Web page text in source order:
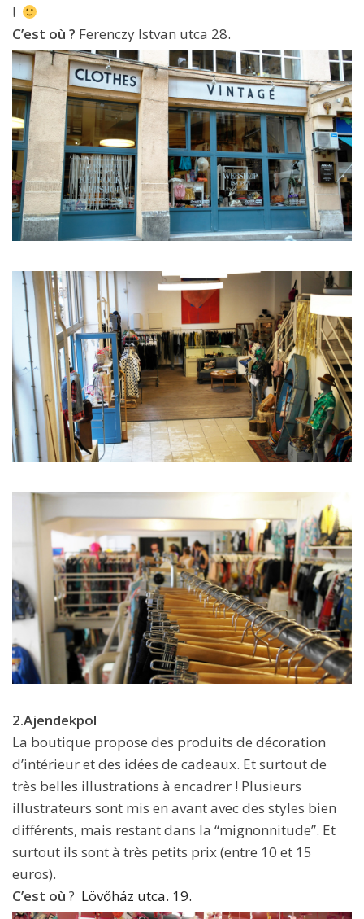
!
C’est où ? Ferenczy Istvan utca 28.
2.Ajendekpol
La boutique propose des produits de décoration
d’intérieur et des idées de cadeaux. Et surtout de
très belles illustrations à encadrer ! Plusieurs
illustrateurs sont mis en avant avec des styles bien
différents, mais restant dans la “mignonnitude”. Et
surtout ils sont à très petits prix (entre 10 et 15
euros).
C’est où ? Lövőház utca. 19.